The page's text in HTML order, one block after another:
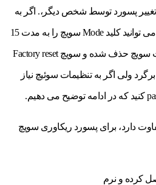
پسورد توسط شخص دیگر،. اگر به
تنظیمات سوئیچ خود نیاز ندارید می توانید کلید Mode سویچ را به مدت 15
ثانیه نگه دارید تا تمامی تنظیمات سویچ حذف شده و سویچ Factory reset
ولی اگر به تنظیمات سوئیچ نیاز
دارد، برای پسورد ریکاوری سویچ
کرده و نرم